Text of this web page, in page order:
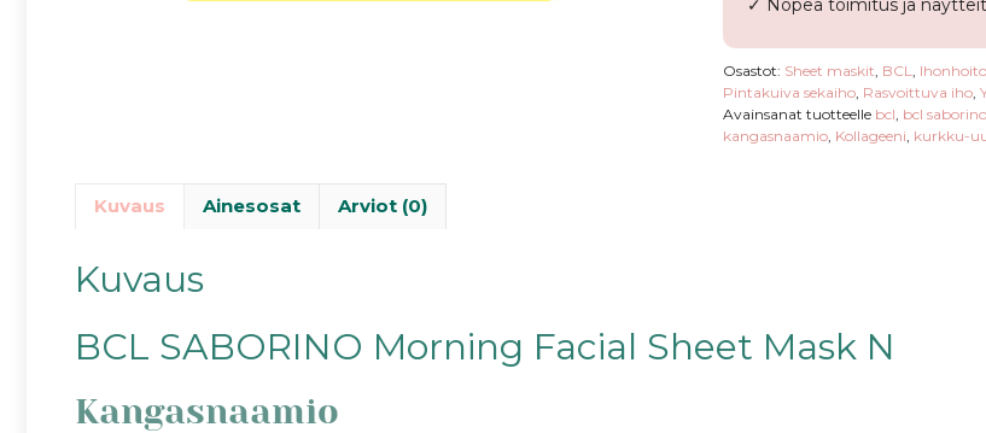
Osastot: Sheet maskit BCL
Pintakuiva sekaiho, Rasvoittuva iho,
Avainsanat tuotteelle bcl bcl saborino
kangasnaamio, Kollageeni kurkku-
Kuvaus Ainesosat Arviot (0)
Kuvaus
BCL SABORINO Morning Facial Sheet Mask N
Kangasnaamio